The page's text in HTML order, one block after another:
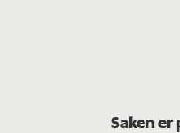
Saken